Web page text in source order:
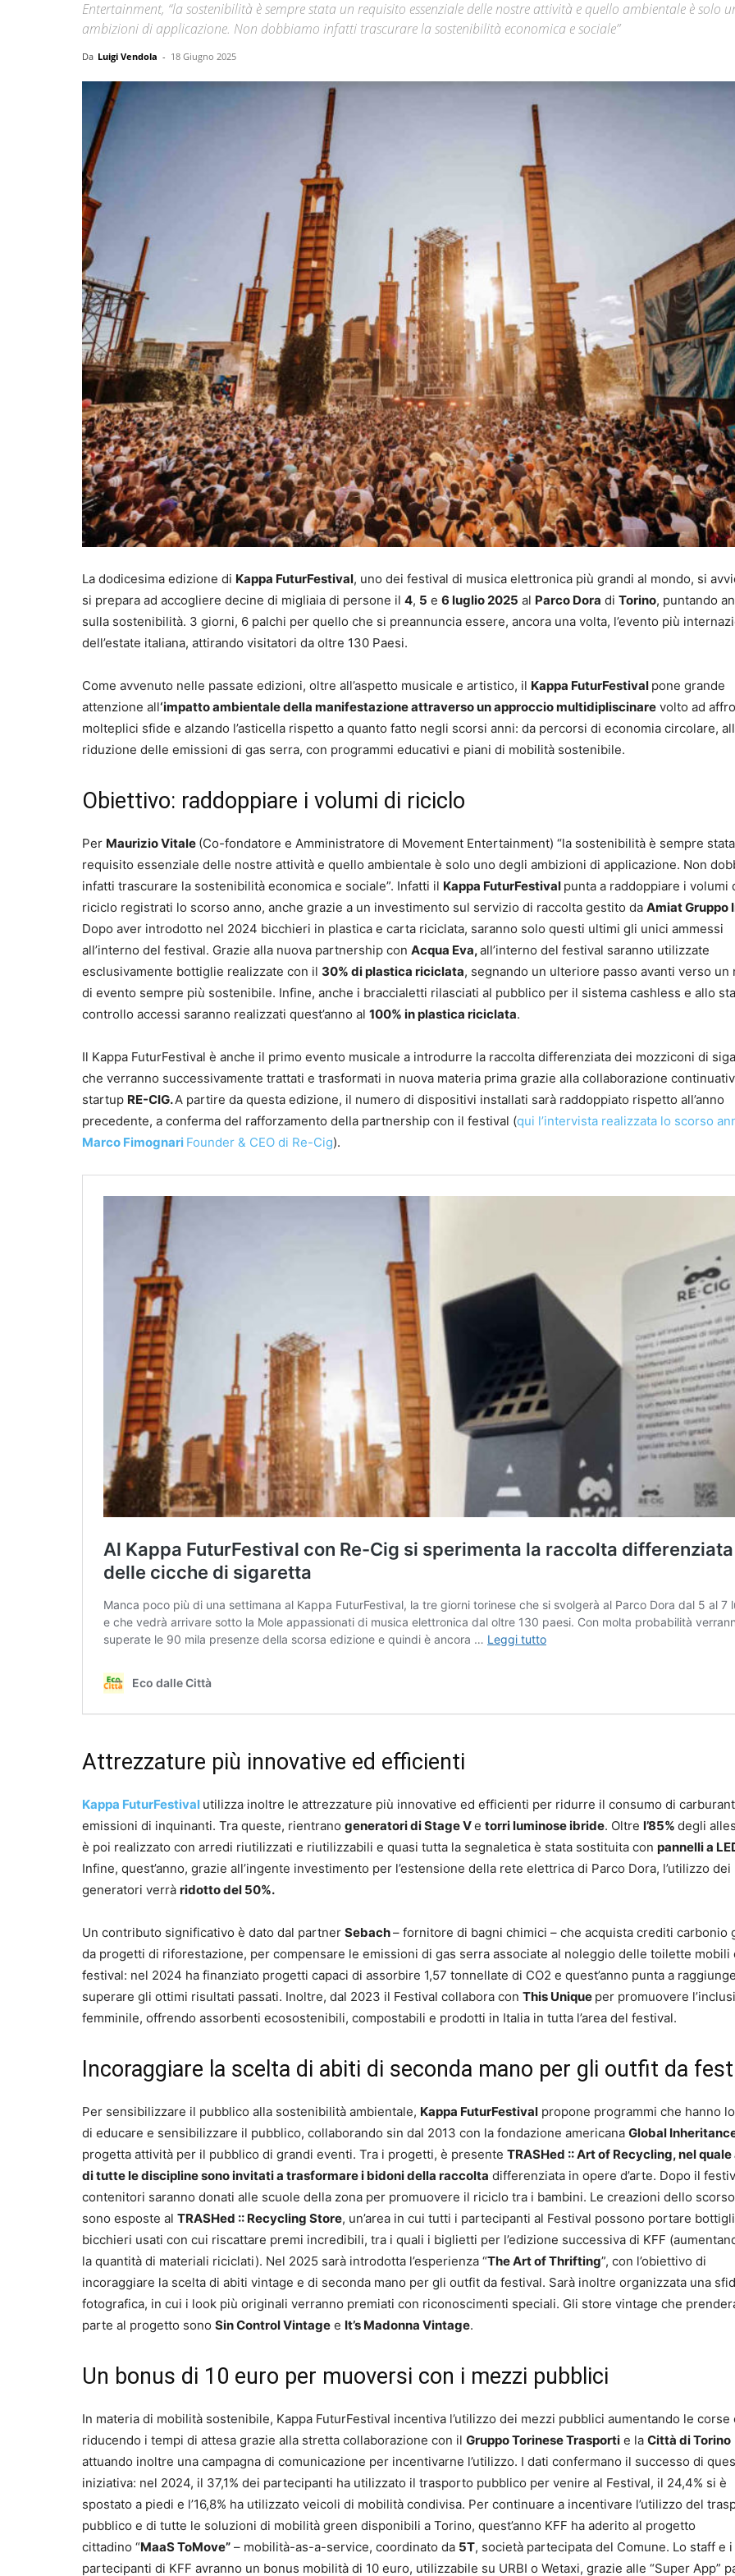
Città
Entertainment, “la sostenibilità è sempre stata un requisito essenziale delle nostre attività e quello ambientale è solo
ambizioni di applicazione. Non dobbiamo infatti trascurare la sostenibilità economica e sociale”
Da Luigi Vendola - 18 Giugno 2025
La dodicesima edizione di Kappa FuturFestival, uno dei festival di musica elettronica più grandi al mondo, si
si prepara ad accogliere decine di migliaia di persone il 4, 5 e 6 luglio 2025 al Parco Dora di Torino, puntando
sulla sostenibilità. 3 giorni, 6 palchi per quello che si preannuncia essere, ancora una volta, l’evento più
dell’estate italiana, attirando visitatori da oltre 130 Paesi.
Come avvenuto nelle passate edizioni, oltre all’aspetto musicale e artistico, il Kappa FuturFestival pone grande
attenzione all‘impatto ambientale della manifestazione attraverso un approccio multidipliscinare volto ad
molteplici sfide e alzando l’asticella rispetto a quanto fatto negli scorsi anni: da percorsi di economia circolare,
riduzione delle emissioni di gas serra, con programmi educativi e piani di mobilità sostenibile.
Obiettivo: raddoppiare i volumi di riciclo
Per Maurizio Vitale (Co-fondatore e Amministratore di Movement Entertainment) “la sostenibilità è sempre
requisito essenziale delle nostre attività e quello ambientale è solo uno degli ambizioni di applicazione. Non
infatti trascurare la sostenibilità economica e sociale”. Infatti il Kappa FuturFestival punta a raddoppiare i volumi
riciclo registrati lo scorso anno, anche grazie a un investimento sul servizio di raccolta gestito da AmiatGruppo
Dopo aver introdotto nel 2024 bicchieri in plastica e carta riciclata, saranno solo questi ultimi gli unici ammessi
all’interno del festival. Grazie alla nuova partnership con Acqua Eva,all’interno del festival saranno utilizzate
esclusivamente bottiglie realizzate con il 30% di plastica riciclata, segnando un ulteriore passo avanti verso un
di evento sempre più sostenibile. Infine, anche i braccialetti rilasciati al pubblico per il sistema cashless e allo
controllo accessi saranno realizzati quest’anno al 100% in plastica riciclata.
Il Kappa FuturFestival è anche il primo evento musicale a introdurre la raccolta differenziata dei mozziconi di
che verranno successivamente trattati e trasformati in nuova materia prima grazie alla collaborazione
startup RE-CIG.A partire da questa edizione, il numero di dispositivi installati sarà raddoppiato rispetto all’anno
precedente, a conferma del rafforzamento della partnership con il festival (qui l’intervista realizzata lo scorso
Marco Fimognari Founder & CEO di Re-Cig).
Attrezzature più innovative ed efficienti
Kappa FuturFestival utilizza inoltre le attrezzature più innovative ed efficienti per ridurre il consumo di
emissioni di inquinanti. Tra queste, rientrano generatori di Stage Ve torri luminose ibride. Oltre l’85% degli
è poi realizzato con arredi riutilizzati e riutilizzabili e quasi tutta la segnaletica è stata sostituita con pannelli a
Infine, quest’anno, grazie all’ingente investimento per l’estensione della rete elettrica di Parco Dora, l’utilizzo dei
generatori verrà ridotto del 50%.
Un contributo significativo è dato dal partner Sebach– fornitore di bagni chimici – che acquista crediti carbonio
da progetti di riforestazione, per compensare le emissioni di gas serra associate al noleggio delle toilette mobili
festival: nel 2024 ha finanziato progetti capaci di assorbire 1,57 tonnellate di CO2 e quest’anno punta a
superare gli ottimi risultati passati. Inoltre, dal 2023 il Festival collabora con This Unique per promuovere
femminile, offrendo assorbenti ecosostenibili, compostabili e prodotti in Italia in tutta l’area del festival.
Incoraggiare la scelta di abiti di seconda mano per gli outfit da
Per sensibilizzare il pubblico alla sostenibilità ambientale, Kappa FuturFestival propone programmi che hanno
di educare e sensibilizzare il pubblico, collaborando sin dal 2013 con la fondazione americana Global
progetta attività per il pubblico di grandi eventi. Tra i progetti, è presente TRASHed :: Art of Recycling, nel
di tutte le discipline sono invitati a trasformare i bidoni della raccolta differenziata in opere d’arte. Dopo il
contenitori saranno donati alle scuole della zona per promuovere il riciclo tra i bambini. Le creazioni dello
sono esposte al TRASHed :: Recycling Store, un’area in cui tutti i partecipanti al Festival possono portare
bicchieri usati con cui riscattare premi incredibili, tra i quali i biglietti per l’edizione successiva di KFF
la quantità di materiali riciclati). Nel 2025 sarà introdotta l’esperienza “The Art of Thrifting”, con l’obiettivo di
incoraggiare la scelta di abiti vintage e di seconda mano per gli outfit da festival. Sarà inoltre organizzata una
fotografica, in cui i look più originali verranno premiati con riconoscimenti speciali. Gli store vintage che
parte al progetto sono Sin Control Vintage e It’s Madonna Vintage.
Un bonus di 10 euro per muoversi con i mezzi pubblici
In materia di mobilità sostenibile, Kappa FuturFestival incentiva l’utilizzo dei mezzi pubblici aumentando le corse
riducendo i tempi di attesa grazie alla stretta collaborazione con il Gruppo Torinese Trasporti e la Città di Torino
attuando inoltre una campagna di comunicazione per incentivarne l’utilizzo. I dati confermano il successo di
iniziativa: nel 2024, il 37,1% dei partecipanti ha utilizzato il trasporto pubblico per venire al Festival, il 24,4% si è
spostato a piedi e l’16,8% ha utilizzato veicoli di mobilità condivisa. Per continuare a incentivare l’utilizzo del
pubblico e di tutte le soluzioni di mobilità green disponibili a Torino, quest’anno KFF ha aderito al progetto
cittadino “MaaS ToMove” – mobilità-as-a-service, coordinato da 5T, società partecipata del Comune. Lo staff e i
partecipanti di KFF avranno un bonus mobilità di 10 euro, utilizzabile su URBI o Wetaxi, grazie alle “Super App”